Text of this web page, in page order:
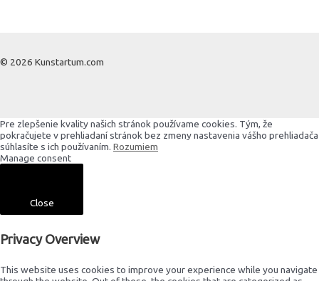
© 2026 Kunstartum.com
Pre zlepšenie kvality našich stránok používame cookies. Tým, že
pokračujete v prehliadaní stránok bez zmeny nastavenia vášho prehliadača
súhlasíte s ich používaním. Rozumiem
Manage consent
Close
Privacy Overview
This website uses cookies to improve your experience while you navigate